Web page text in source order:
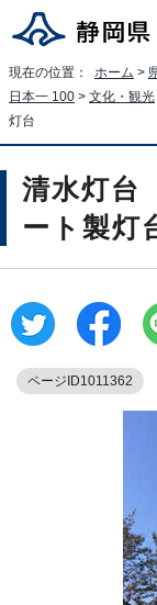
現在の位置： ホーム >
日本一 100 > 文化・観光
灯台
清水灯台
ート製灯
ページID1011362